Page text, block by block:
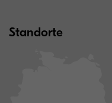
Standorte